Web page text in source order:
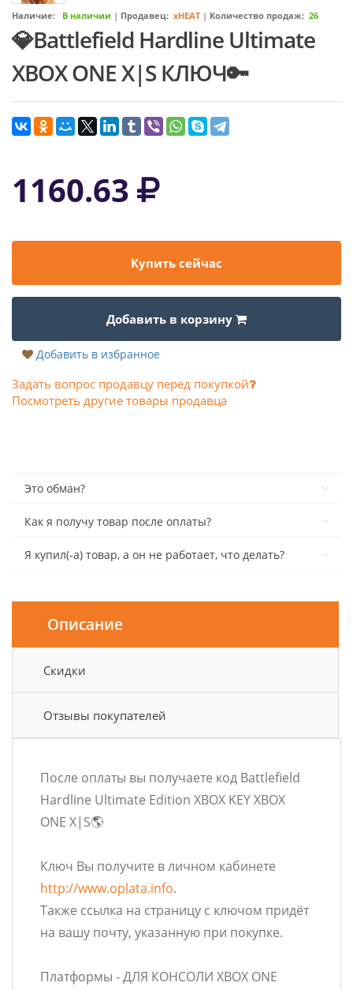
Наличие: В наличии | Продавец: xHEAT| Количество продаж: 26
💎Battlefield Hardline Ultimate
XBOX ONE X|S КЛЮЧ🔑
1160.63
Купить сейчас
Добавить в корзину
Добавить в избранное
Задать вопрос продавцу перед покупкой
Посмотреть другие товары продавца
Это обман?
Как я получу товар после оплаты?
Я купил(-а) товар, а он не работает, что делать?
Описание
Скидки
Отзывы покупателей
После оплаты вы получаете код Battlefield
Hardline Ultimate Edition XBOX KEY XBOX
ONE X|S🌎
Ключ Вы получите в личном кабинете
http://www.oplata.info.
Также ссылка на страницу с ключом придёт
на вашу почту, указанную при покупке.
Платформы - ДЛЯ КОНСОЛИ XBOX ONE